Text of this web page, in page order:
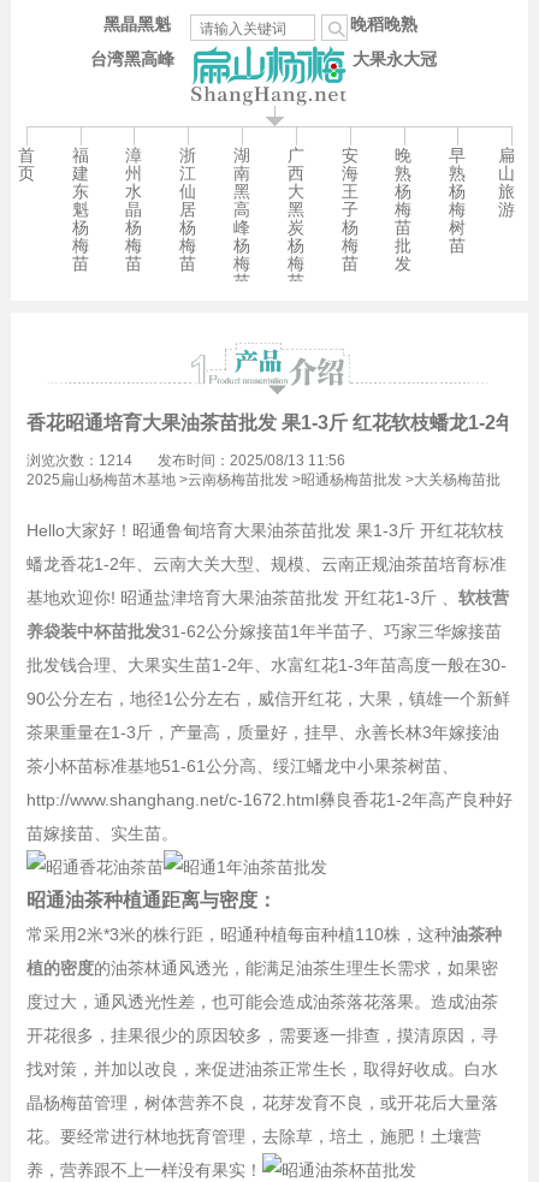
台湾黑高峰
晚稻晚熟
大果永大冠
黑晶黑魁
首
页
福
建
东
魁
杨
梅
苗
漳
州
水
晶
杨
梅
苗
浙
江
仙
居
杨
梅
苗
湖
南
黑
高
峰
杨
梅
苗
广
西
大
黑
炭
杨
梅
苗
安
海
王
子
杨
梅
苗
晚
熟
杨
梅
苗
批
发
早
熟
杨
梅
树
苗
扁
山
旅
游
香花昭通培育大果油茶苗批发 果1-3斤 红花软枝蟠龙1-2年
浏览次数：1214
发布时间：2025/08/13 11:56
2025扁山杨梅苗木基地>云南杨梅苗批发>昭通杨梅苗批发>大关杨梅苗批
Hello大家好！昭通鲁甸培育大果油茶苗批发 果1-3斤 开红花软枝
蟠龙香花1-2年、云南大关大型、规模、云南正规油茶苗培育标准
基地欢迎你! 昭通盐津培育大果油茶苗批发 开红花1-3斤 、 软枝营
养袋装中杯苗批发31-62公分嫁接苗1年半苗子、巧家三华嫁接苗
批发钱合理、大果实生苗1-2年、水富红花1-3年苗高度一般在30-
90公分左右，地径1公分左右，威信开红花，大果，镇雄一个新鲜
茶果重量在1-3斤，产量高，质量好，挂早、永善长林3年嫁接油
茶小杯苗标准基地51-61公分高、绥江蟠龙中小果茶树苗、
http://www.shanghang.net/c-1672.html彝良香花1-2年高产良种好
苗嫁接苗、实生苗。
昭通油茶种植通距离与密度：
常采用2米*3米的株行距，昭通种植每亩种植110株，这种油茶种
植的密度的油茶林通风透光，能满足油茶生理生长需求，如果密
度过大，通风透光性差，也可能会造成油茶落花落果。造成油茶
开花很多，挂果很少的原因较多，需要逐一排查，摸清原因，寻
找对策，并加以改良，来促进油茶正常生长，取得好收成。白水
晶杨梅苗管理，树体营养不良，花芽发育不良，或开花后大量落
花。要经常进行林地抚育管理，去除草，培土，施肥！土壤营
养，营养跟不上一样没有果实！